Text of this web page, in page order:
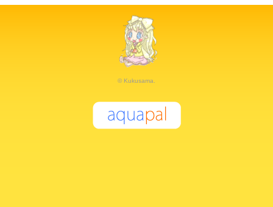
© Kukusama.